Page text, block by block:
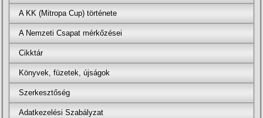
A KK (Mitropa Cup) története
A Nemzeti Csapat mérkőzései
Cikktár
Könyvek, füzetek, újságok
Szerkesztőség
Adatkezelési Szabályzat